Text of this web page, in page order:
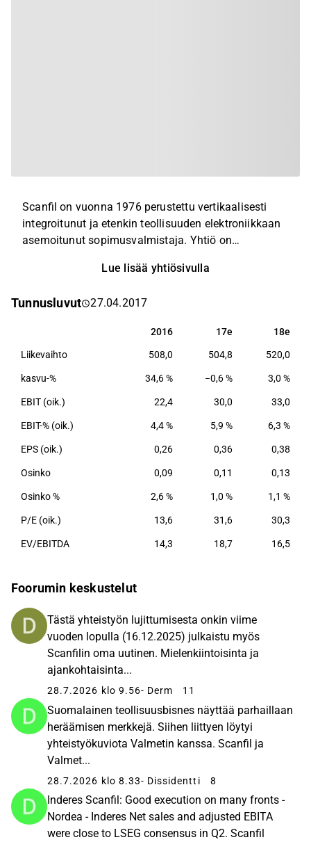
Scanfil on vuonna 1976 perustettu vertikaalisesti
integroitunut ja etenkin teollisuuden elektroniikkaan
asemoitunut sopimusvalmistaja. Yhtiö on
muodostamien tuotekokonaisuuksien integrointiin.
että Scanfililla on taitoa valmistaa asiakkaan (ts.
talousalueen ohjaamaa, sillä suurin osa
liikevaihdosta tulee tältä alueelta. Muista
Aasia sekä Pohjois-Amerikka.
Lue lisää yhtiösivulla
Tunnusluvut 27.04.2017
2016 17e 18e
2016 17e 18e
Liikevaihto 508,0 504,8 520,0
kasvu-% 34,6 % −0,6 % 3,0 %
EBIT (oik.) 22,4 30,0 33,0
EBIT-% (oik.) 4,4 % 5,9 % 6,3 %
EPS (oik.) 0,26 0,36 0,38
Osinko 0,09 0,11 0,13
Osinko % 2,6 % 1,0 % 1,1 %
P/E (oik.) 13,6 31,6 30,3
EV/EBITDA 14,3 18,7 16,5
Foorumin keskustelut
Tästä yhteistyön lujittumisesta onkin viime
vuoden lopulla (16.12.2025) julkaistu myös
Scanfilin oma uutinen. Mielenkiintoisinta ja
ajankohtaisinta...
28.7.2026 klo 9.56- Derm 11
Suomalainen teollisuusbisnes näyttää parhaillaan
heräämisen merkkejä. Siihen liittyen löytyi
yhteistyökuviota Valmetin kanssa. Scanfil ja
Valmet...
28.7.2026 klo 8.33- Dissidentti 8
Inderes Scanfil: Good execution on many fronts -
Nordea - Inderes Net sales and adjusted EBITA
were close to LSEG consensus in Q2. Scanfil